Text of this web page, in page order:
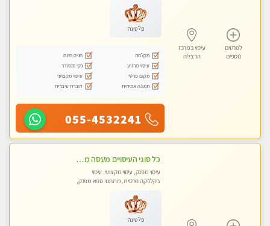
לפרטים
נוספים
עיסוי במרכז
הרצליה
פלטינה
מקלחת
חניה חינם
עיסוי מרגיע
נקי ומסודר
מקום פרטי
עיסוי מקצועי
תמונה אמיתית
דוברת עיברית
055-4532241
כל סוגי העיסויים מעסה מקצועית ואיכותית פרטי!!!טל-053-6214433
עיסוי מפנק, עיסוי מקצועי, עיסוי
בקלניקה פרטית, מתחמי ספא מפנק,
פלטינה